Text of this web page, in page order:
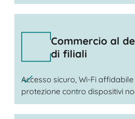
Commercio al
di filiali
Accesso sicuro, Wi-Fi
protezione contro dispositivi